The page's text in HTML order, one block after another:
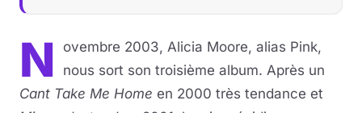
N
ovembre 2003, Alicia Moore, alias Pink,
nous sort son troisième album. Après un
Cant Take Me Home en 2000 très tendance et